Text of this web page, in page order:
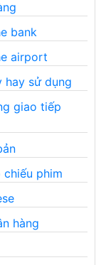
bank
airport
hay sử dụng
giao tiếp
phim
hàng